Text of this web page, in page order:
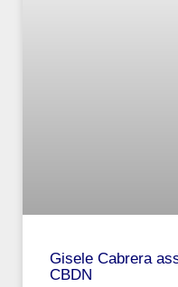
Gisele Cabrera
CBDN